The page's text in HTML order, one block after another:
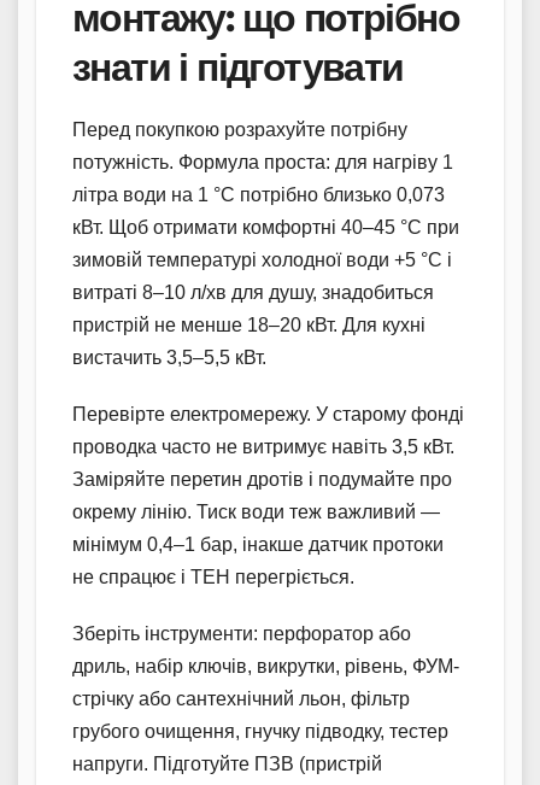
монтажу: що потрібно
знати і підготувати
Перед покупкою розрахуйте потрібну
потужність. Формула проста: для нагріву 1
літра води на 1 °C потрібно близько 0,073
кВт. Щоб отримати комфортні 40–45 °C при
зимовій температурі холодної води +5 °C і
витраті 8–10 л/хв для душу, знадобиться
пристрій не менше 18–20 кВт. Для кухні
вистачить 3,5–5,5 кВт.
Перевірте електромережу. У старому фонді
проводка часто не витримує навіть 3,5 кВт.
Заміряйте перетин дротів і подумайте про
окрему лінію. Тиск води теж важливий —
мінімум 0,4–1 бар, інакше датчик протоки
не спрацює і ТЕН перегріється.
Зберіть інструменти: перфоратор або
дриль, набір ключів, викрутки, рівень, ФУМ-
стрічку або сантехнічний льон, фільтр
грубого очищення, гнучку підводку, тестер
напруги. Підготуйте ПЗВ (пристрій